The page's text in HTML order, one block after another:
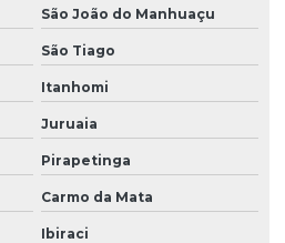
São João do Manhuaçu
São Tiago
Itanhomi
Juruaia
Pirapetinga
Carmo da Mata
Ibiraci